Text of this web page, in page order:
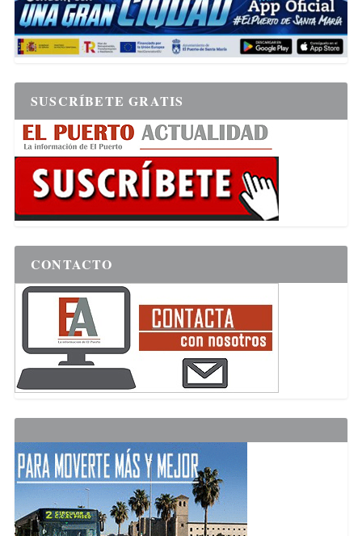
SUSCRÍBETE GRATIS
CONTACTO